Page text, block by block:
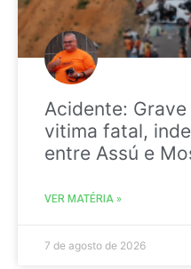
Acidente:
vitima fatal,
entre Assú e
VER MATÉRIA »
7 de agosto de 2026